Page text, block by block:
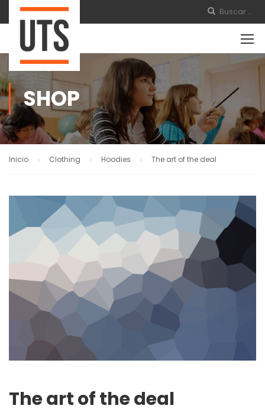
SHOP
Inicio Clothing Hoodies The art of the deal
The art of the deal